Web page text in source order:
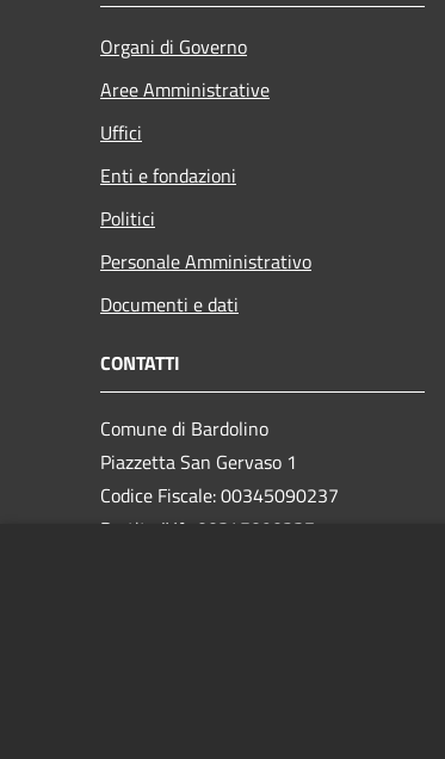
Organi di Governo
Aree Amministrative
Uffici
Enti e fondazioni
Politici
Personale Amministrativo
Documenti e dati
CONTATTI
Comune di Bardolino
Piazzetta San Gervaso 1
Codice Fiscale: 00345090237
Partita IVA: 00345090237